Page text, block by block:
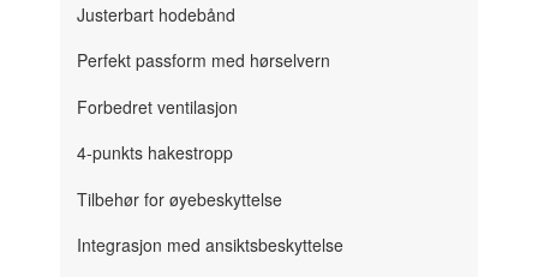
Justerbart hodebånd
Perfekt passform med hørselvern
Forbedret ventilasjon
4-punkts hakestropp
Tilbehør for øyebeskyttelse
Integrasjon med ansiktsbeskyttelse